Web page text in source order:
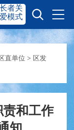
奋进赫山
长者关
爱模式
区直单位 > 区发
责和工作